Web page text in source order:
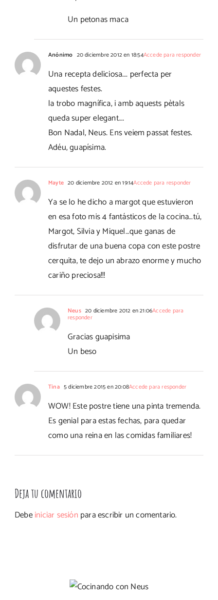
Un petonas maca
Anónimo 20 diciembre 2012 en 18:54Accede para responder
Una recepta deliciosa…. perfecta per
aquestes festes.
la trobo magnífica, i amb aquests pètals
queda super elegant….
Bon Nadal, Neus. Ens veiem passat festes.
Adéu, guapísima.
Mayte 20 diciembre 2012 en 19:14Accede para responder
Ya se lo he dicho a margot que estuvieron
en esa foto mis 4 fantásticos de la cocina…tú,
Margot, Silvia y Miquel…que ganas de
disfrutar de una buena copa con este postre
cerquita, te dejo un abrazo enorme y mucho
cariño preciosa!!!
Neus 20 diciembre 2012 en 21:06Accede para
responder
Gracias guapisima
Un beso
Tina 5 diciembre 2015 en 20:08Accede para responder
WOW! Este postre tiene una pinta tremenda.
Es genial para estas fechas, para quedar
como una reina en las comidas familiares!
Deja tu comentario
Debeiniciar sesión para escribir un comentario.